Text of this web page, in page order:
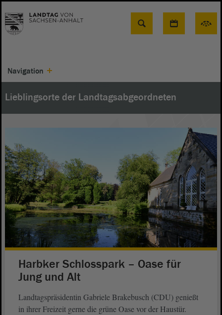
Suche
Navigation
Lieblingsorte der Landtagsabgeordneten
Harbker Schlosspark – Oase für
Jung und Alt
Landtagspräsidentin Gabriele Brakebusch (CDU) genießt
in ihrer Freizeit gerne die grüne Oase vor der Haustür.